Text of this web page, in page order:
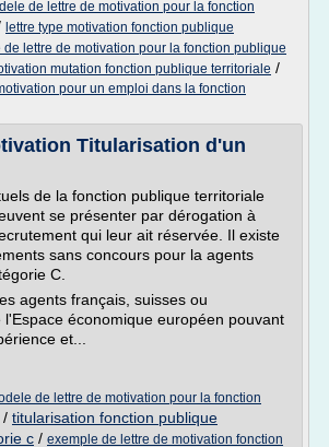
de lettre de motivation pour la fonction
lettre type motivation fonction publique
de lettre de motivation pour la fonction publique
mutation fonction publique territoriale /
pour un emploi dans la fonction
Titularisation d'un
de la fonction publique territoriale
se présenter par dérogation à
qui leur ait réservée. Il existe
sans concours pour la agents
C.
agents français, suisses ou
l'Espace économique européen pouvant
et...
de lettre de motivation pour la fonction
/ titularisation fonction publique
c / exemple de lettre de motivation fonction